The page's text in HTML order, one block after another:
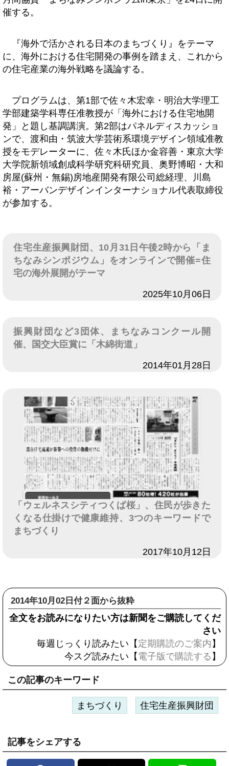
催する。
『海外で活かされる日本のまちづくり』をテーマ
に、海外における住宅開発の事例を踏まえ、これから
の住宅産業の海外戦略を議論する。
プログラムは、第1部で佐々木宏幸・明治大学理工
学部建築学科専任准教授が「海外における住宅地開
発」と題し基調講演。第2部はパネルディスカッショ
ンで、渡和由・筑波大学芸術系環境デザイン領域准教
授をモデレーターに、佐々木氏ほか金容善・東京大学
大学院新領域創成科学研究科研究員、奥野博昭・大和
房屋(蘇州・無錫)房地産開発有限公司総経理、川島
裕・アーバンデザインインターナショナル代表取締役
が参加する。
住宅生産振興財団、10月31日午後2時から「ま
ちなみシンポジウム」をオンラインで開催=住
宅の海外展開がテーマ
2025年10月06日
振興財団など3団体、まちなみコンクール開
催、国交大臣賞に「木綿街道」
2014年01月28日
「ウェルネスシティつくば桜」、住民が歩きた
くなる仕掛けで健康維持、3つのキーワードで
まちづくり
2017年10月12日
2014年10月02日付２面から抜粋
全文をお読みになりたい方は新聞をご購読してくだ
さい
毎週じっくり読みたい【 定期購読のご案内 】
今スグ読みたい【 電子版で購読する 】
この記事のキーワード
まちづくり 住宅生産振興財団
記事をシェアする